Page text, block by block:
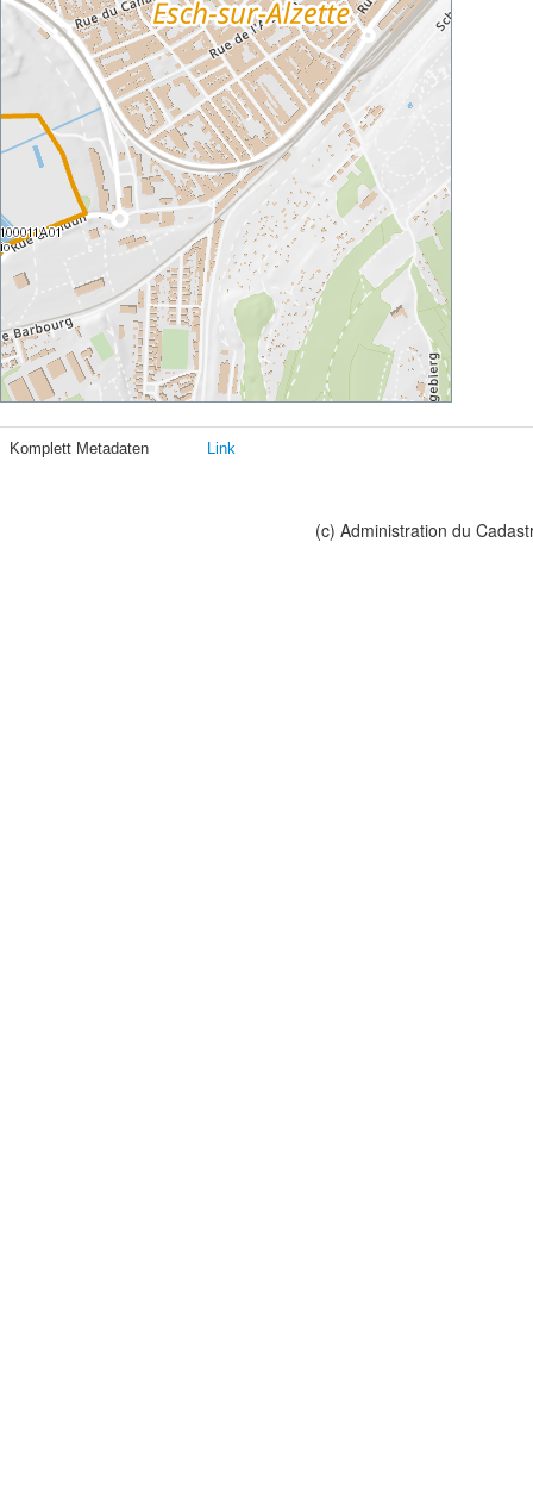
Komplett Metadaten Link
(c) Administration du